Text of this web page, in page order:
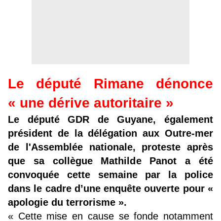
Le député Rimane dénonce
« une dérive autoritaire »
Le député GDR de Guyane, également
président de la délégation aux Outre-mer
de l'Assemblée nationale, proteste après
que sa collègue Mathilde Panot a été
convoquée cette semaine par la police
dans le cadre d’une enquête ouverte pour «
apologie du terrorisme ».
« Cette mise en cause se fonde notamment